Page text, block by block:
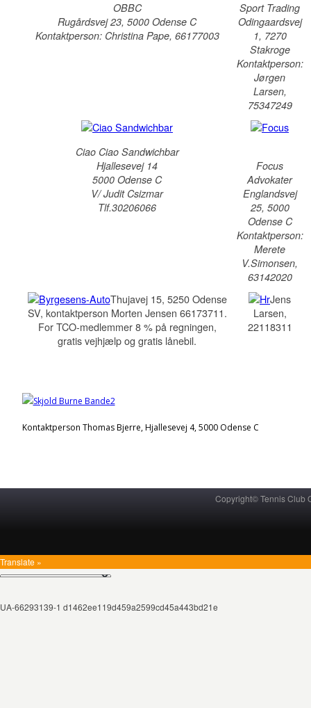
OBBC
Rugårdsvej 23, 5000 Odense C
Kontaktperson: Christina Pape, 66177003
Sport Trading
Odingaardsvej
1, 7270
Stakroge
Kontaktperson:
Jørgen
Larsen,
75347249
Ciao Ciao Sandwichbar
Hjallesevej 14
5000 Odense C
V/ Judit Csizmar
Tlf.30206066
Focus
Advokater
Englandsvej
25, 5000
Odense C
Kontaktperson:
Merete
V.Simonsen,
63142020
Thujavej 15, 5250 Odense
SV, kontaktperson Morten Jensen 66173711.
For TCO-medlemmer 8 % på regningen,
gratis vejhjælp og gratis lånebil.
Jens
Larsen,
22118311
Kontaktperson Thomas Bjerre, Hjallesevej 4, 5000 Odense C
Copyright© Tennis Club
Translate »
UA-66293139-1 d1462ee119d459a2599cd45a443bd21e